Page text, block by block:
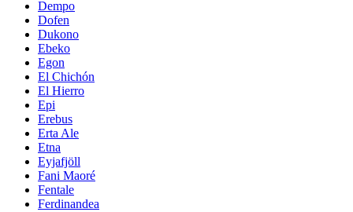
Dempo
Dofen
Dukono
Ebeko
Egon
El Chichón
El Hierro
Epi
Erebus
Erta Ale
Etna
Eyjafjöll
Fani Maoré
Fentale
Ferdinandea